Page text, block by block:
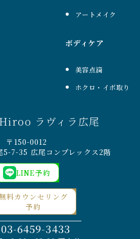
アートメイク
ボディケア
美容点滴
ホクロ・イボ取り
ラヴィラ広尾
〒150-0012
5-7-35 広尾コンプレックス2階
LINE予約
料カウンセリング
予約
03-6459-3433